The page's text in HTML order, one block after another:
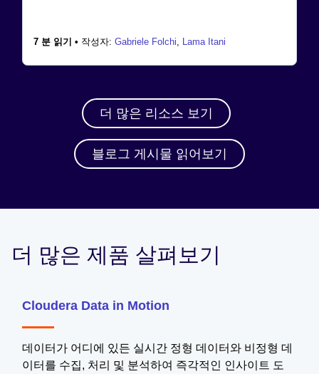
7 분 읽기 • 작성자: Gabriele Folchi Lama Itani
더 많은 리소스 보기
블로그 게시물 읽어보기
더 많은 제품 살펴보기
Cloudera Data in Motion
데이터가 어디에 있든 실시간 정형 데이터와 비정형 데
이터를 수집, 처리 및 분석하여 즉각적인 인사이트 도